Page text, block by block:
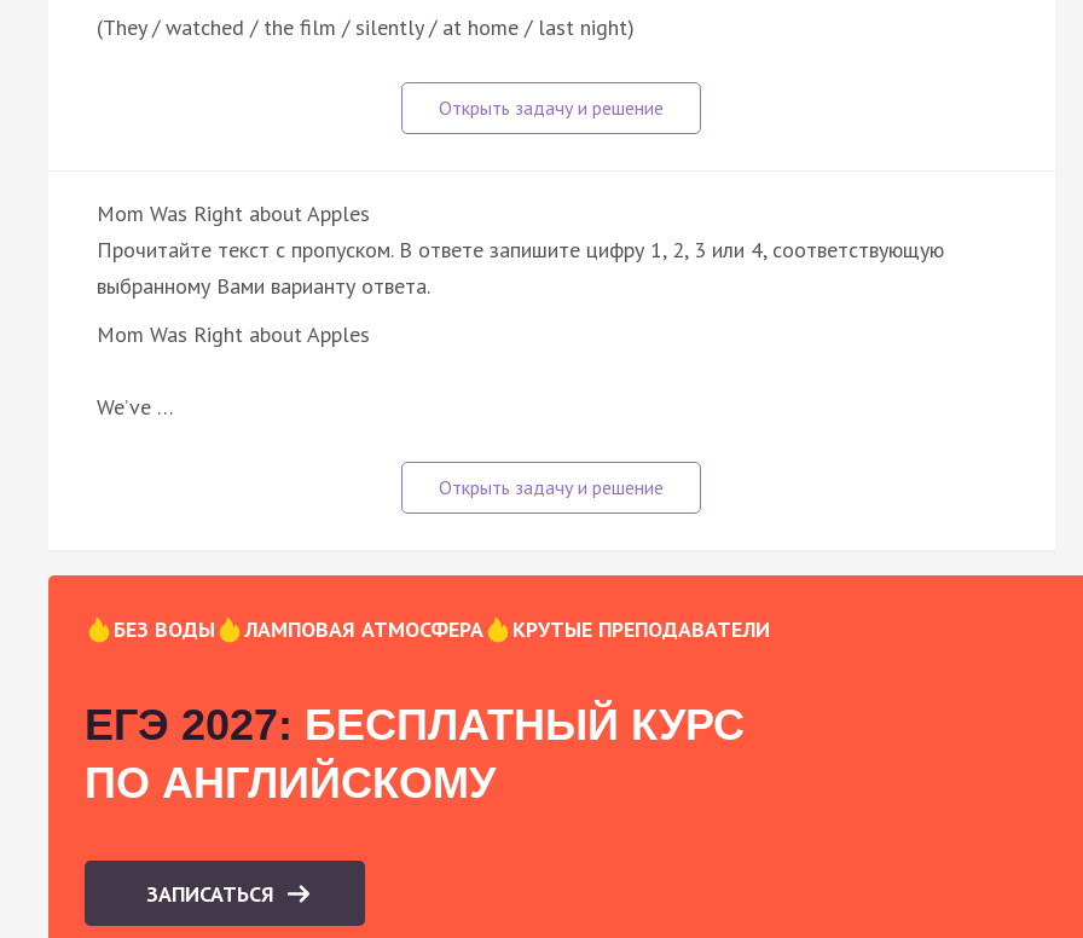
(They / watched / the film / silently / at home / last night)
Mom Was Right about Apples
Прочитайте текст с пропуском. В ответе запишите цифру 1, 2, 3 или 4, соответствующую
выбранному Вами варианту ответа.
Mom Was Right about Apples
We’ve …
БЕЗ ВОДЫ ЛАМПОВАЯ АТМОСФЕРА КРУТЫЕ ПРЕПОДАВАТЕЛИ
ЕГЭ 2027: БЕСПЛАТНЫЙ КУРС
ПО АНГЛИЙСКОМУ
ЗАПИСАТЬСЯ